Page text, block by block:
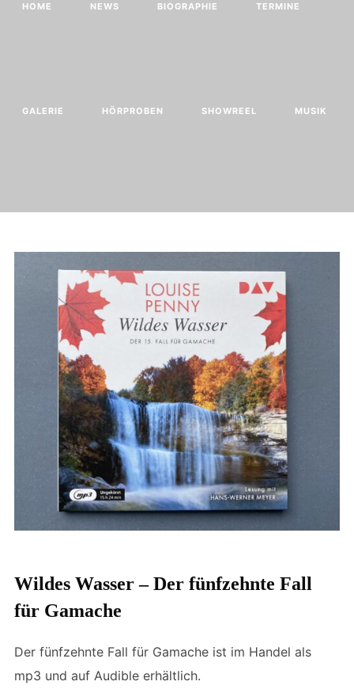
HOME NEWS BIOGRAPHIE TERMINE
GALERIE HÖRPROBEN SHOWREEL MUSIK
Wildes Wasser – Der fünfzehnte Fall
für Gamache
Der fünfzehnte Fall für Gamache ist im Handel als
mp3 und auf Audible erhältlich.